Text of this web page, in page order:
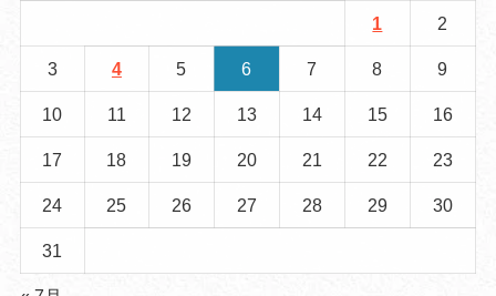
1 2
3 4 5 6 7 8 9
10 11 12 13 14 15 16
17 18 19 20 21 22 23
24 25 26 27 28 29 30
31